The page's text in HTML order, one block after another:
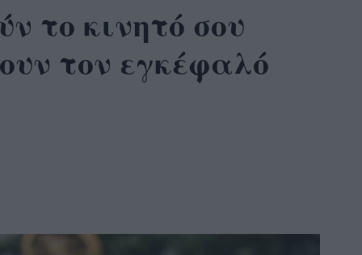
το κινητό σου
τον εγκέφαλό